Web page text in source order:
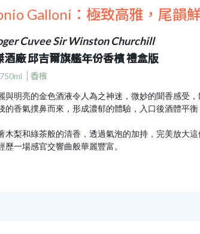
Galloni：極致高雅，尾韻
Cuvee Sir Winston Churchill
酒廠 邱吉爾旗艦年份香檳 禮盒版
750ml
香檳
與明亮的金色酒液令人為之神迷，微妙的聞香感受
的香氣撲鼻而來，形成濃郁的體驗，入口後酒體平
木梨和綠茶般的清香，透過氣泡的加持，完美放大
歷一場感官交響曲般華麗豐富。